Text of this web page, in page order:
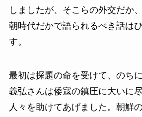
しましたが、そこらの外交だか
朝時代だかで語られるべき話は
す。
最初は探題の命を受けて、のち
義弘さんは倭寇の鎮圧に大いに
人々を助けてあげました。朝鮮